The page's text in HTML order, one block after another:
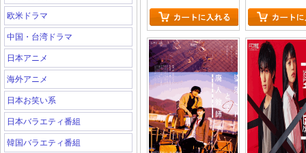
欧米ドラマ
中国・台湾ドラマ
日本アニメ
海外アニメ
日本お笑い系
日本バラエティ番組
韓国バラエティ番組